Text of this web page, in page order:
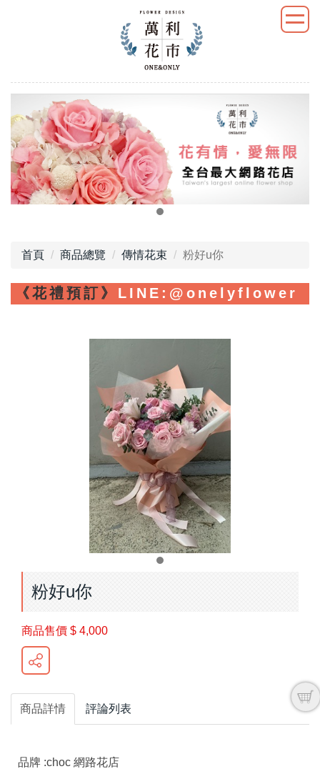
首頁 商品總覽 傳情花束 粉好u你
《花禮預訂》 LINE :@onelyflower
粉好u你
商品售價 $ 4,000
商品詳情 評論列表
品牌 :choc 網路花店